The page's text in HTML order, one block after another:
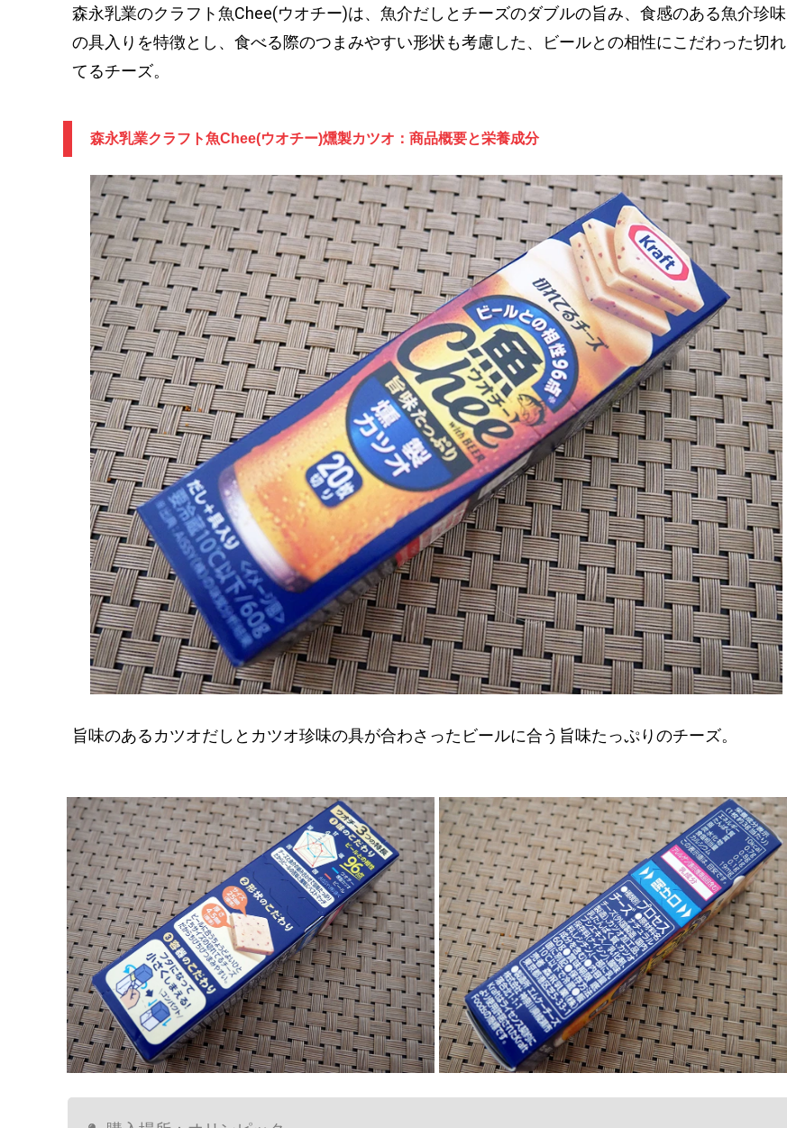
森永乳業のクラフト魚Chee(ウオチー)は、魚介だしとチーズのダブルの旨み、食感のある魚介珍味
の具入りを特徴とし、食べる際のつまみやすい形状も考慮した、ビールとの相性にこだわった切れ
てるチーズ。
森永乳業クラフト魚Chee(ウオチー)燻製カツオ：商品概要と栄養成分
旨味のあるカツオだしとカツオ珍味の具が合わさったビールに合う旨味たっぷりのチーズ。